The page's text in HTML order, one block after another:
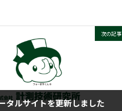
次の記事
タルサイトを更新しました